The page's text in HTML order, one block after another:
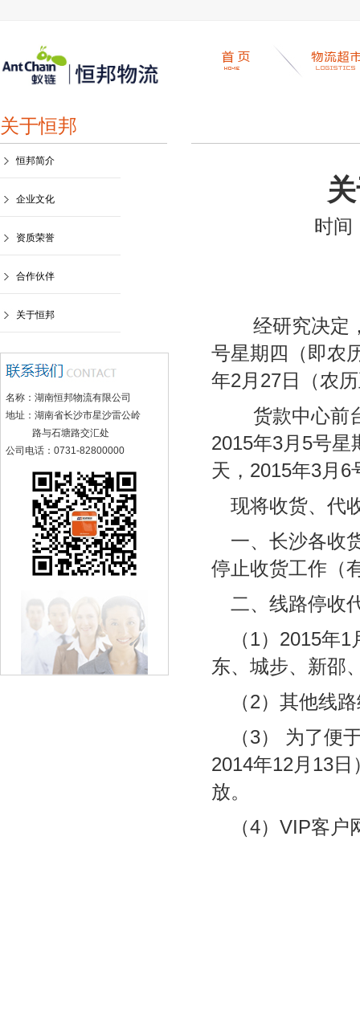
关于恒邦
恒邦简介
企业文化
资质荣誉
合作伙伴
关于恒邦
名称：湖南恒邦物流有限公司
地址：湖南省长沙市星沙雷公岭
路与石塘路交汇处
公司电话：0731-82800000
时间
经研究决定
号星期四（即农
年2月27日（农
货款中心前
2015年3月5号星
天，2015年3月
现将收货、代
一、长沙各收
停止收货工作（
二、线路停收
（1）2015年
东、城步、新邵
（2）其他线
（3） 为了便
2014年12月13
放。
（4）VIP客